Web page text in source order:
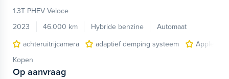
1.3T PHEV Veloce
2023
46.000 km Hybride benzine
Automaat
achteruitrijcamera
adaptief demping systeem
Apple
Kopen
Op aanvraag